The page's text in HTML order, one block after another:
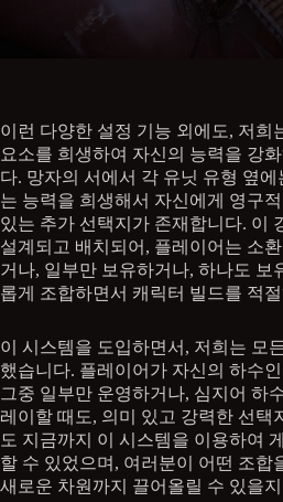
이런 다양한 설정 기능 외에도, 저희
요소를 희생하여 자신의 능력을 강
다. 망자의 서에서 각 유닛 유형 옆
는 능력을 희생해서 자신에게 영구
있는 추가 선택지가 존재합니다. 이
설계되고 배치되어, 플레이어는 소
거나, 일부만 보유하거나, 하나도 보
롭게 조합하면서 캐릭터 빌드를 적
이 시스템을 도입하면서, 저희는 모
했습니다. 플레이어가 자신의 하수
그중 일부만 운영하거나, 심지어 하
레이할 때도, 의미 있고 강력한 선택
도 지금까지 이 시스템을 이용하여
할 수 있었으며, 여러분이 어떤 조합
새로운 차원까지 끌어올릴 수 있을